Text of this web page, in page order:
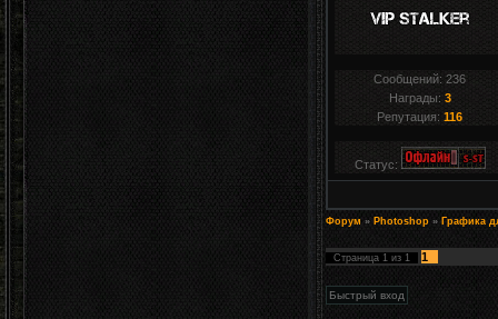
Сообщений:236
Награды: 3
Репутация:116
Статус:
Форум » Photoshop » Графика
Страница 1 из 1 1